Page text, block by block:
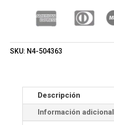
(HOMBRE)
CANTIDAD
SKU: N4-504363
Descripción
Información adicional